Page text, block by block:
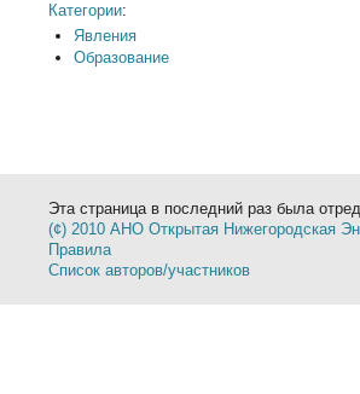
Категории:
Явления
Образование
Эта страница в последний раз была
(¢) 2010 АНО Открытая Нижегородская
Правила
Список авторов/участников